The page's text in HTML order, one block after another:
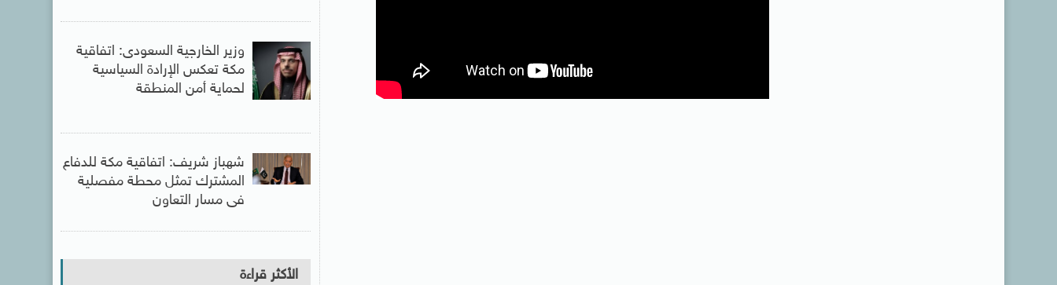
وزير الخارجية السعودى: اتفاقية
مكة تعكس الإرادة السياسية
لحماية أمن المنطقة
شهباز شريف: اتفاقية مكة للدفاع
المشترك تمثل محطة مفصلية
فى مسار التعاون
الأكثر قراءة